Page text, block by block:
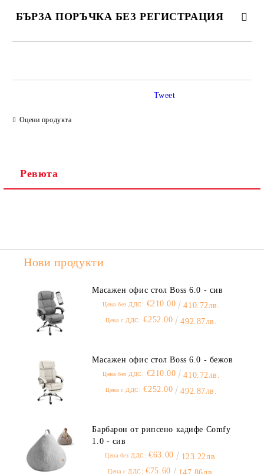
БЪРЗА ПОРЪЧКА БЕЗ РЕГИСТРАЦИЯ
Оцени продукта
Tweet
Ревюта
Нови продукти
Масажен офис стол Boss 6.0 - сив
Цена без ДДС: €210.00 410.72лв.
Цена с ДДС: €252.00 492.87лв.
Масажен офис стол Boss 6.0 - бежов
Цена без ДДС: €210.00 410.72лв.
Цена с ДДС: €252.00 492.87лв.
Барбарон от рипсено кадифе Comfy
1.0 - сив
Цена без ДДС: €63.00 123.22лв.
Цена с ДДС: €75.60